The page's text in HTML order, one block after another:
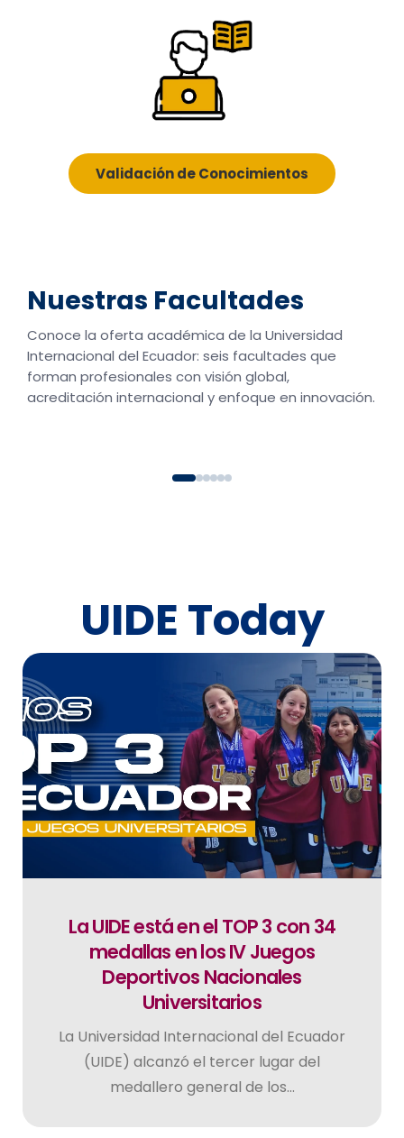
Validación de Conocimientos
Nuestras Facultades
Conoce la oferta académica de la Universidad
Internacional del Ecuador: seis facultades que
forman profesionales con visión global,
acreditación internacional y enfoque en innovación.
Business School
Escuela de Negocios con acreditación ACBSP y alianza
ASU. Forma líderes en administración, marketing,
finanzas, negocios internacionales y gastronomía.
Ver facultad → Ver
UIDE Today
La UIDE está en el TOP 3 con 34
medallas en los IV Juegos
Deportivos Nacionales
Universitarios
La Universidad Internacional del Ecuador
(UIDE) alcanzó el tercer lugar del
medallero general de los...